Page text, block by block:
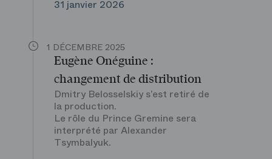
31 janvier 2026
1 DÉCEMBRE 2025
Eugène Onéguine :
changement de distribution
Dmitry Belosselskiy s’est retiré de
la production.
Le rôle du Prince Gremine sera
interprété par Alexander
Tsymbalyuk.